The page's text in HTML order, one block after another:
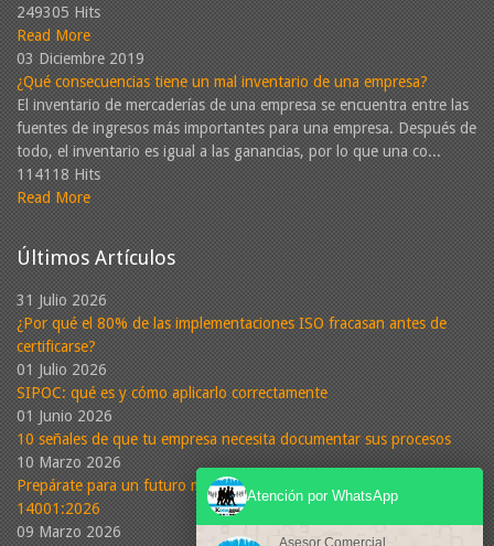
249305 Hits
Read More
03 Diciembre 2019
¿Qué consecuencias tiene un mal inventario de una empresa?
El inventario de mercaderías de una empresa se encuentra entre las
fuentes de ingresos más importantes para una empresa. Después de
todo, el inventario es igual a las ganancias, por lo que una co...
114118 Hits
Read More
Últimos Artículos
31 Julio 2026
¿Por qué el 80% de las implementaciones ISO fracasan antes de
certificarse?
01 Julio 2026
SIPOC: qué es y cómo aplicarlo correctamente
01 Junio 2026
10 señales de que tu empresa necesita documentar sus procesos
10 Marzo 2026
Prepárate para un futuro más sostenible: Conoce la nueva ISO
14001:2026
09 Marzo 2026
Atención por WhatsApp
Asesor Comercial